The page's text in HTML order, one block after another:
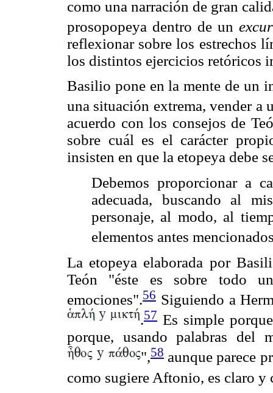
como una narración de gran
prosopopeya dentro de un
reflexionar sobre los estrechos
los distintos ejercicios retóricos
Basilio pone en la mente de un
una situación extrema, vender a
acuerdo con los consejos de
sobre cuál es el carácter
insisten en que la etopeya debe
Debemos proporcionar a
adecuada, buscando al
personaje, al modo, al
elementos antes
La etopeya elaborada por
Teón "éste es sobre todo
emociones".56 Siguiendo a
.57 Es simple
porque, usando palabras del
",58 aunque parece
como sugiere Aftonio, es claro y